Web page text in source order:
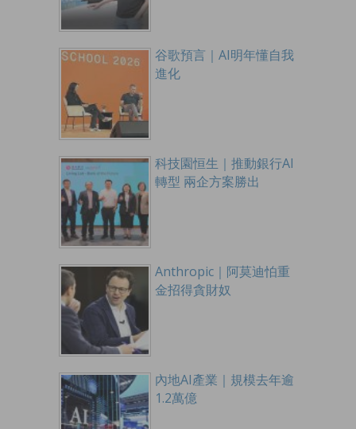
谷歌預言｜AI明年懂自我
進化
科技園恒生｜推動銀行AI
轉型 兩企方案勝出
Anthropic｜阿莫迪怕重
金招得貪財奴
內地AI產業｜規模去年逾
1.2萬億